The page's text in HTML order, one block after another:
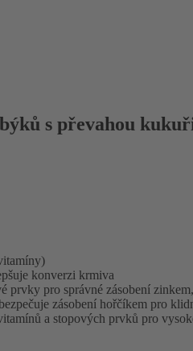
s převahou
konverzi krmiva
pro správné zásobení
zásobení hořčíkem pro
a stopových prvků pro